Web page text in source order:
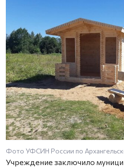
Фото УФСИН России по
Учреждение заключило